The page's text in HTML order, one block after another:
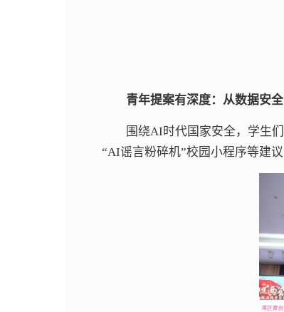
青年提案有深度：从数据安
围绕AI时代国家安全，学生
“AI谣言粉碎机”校园小程序等建